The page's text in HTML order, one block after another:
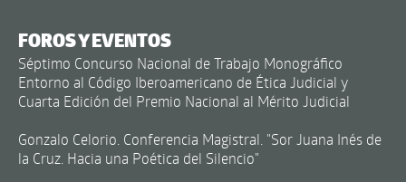
FOROS Y EVENTOS
Séptimo Concurso Nacional de Trabajo Monográfico
Entorno al Código Iberoamericano de Ética Judicial y
Cuarta Edición del Premio Nacional al Mérito Judicial
Gonzalo Celorio. Conferencia Magistral. "Sor Juana Inés de
la Cruz. Hacia una Poética del Silencio"